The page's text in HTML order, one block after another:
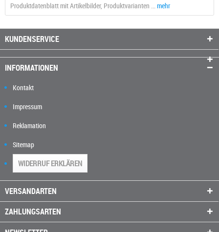
Produktdatenblatt mit Artikelbilder, Produktvarianten ... mehr
KUNDENSERVICE
INFORMATIONEN
Kontakt
Impressum
Reklamation
Sitemap
WIDERRUF ERKLÄREN
VERSANDARTEN
ZAHLUNGSARTEN